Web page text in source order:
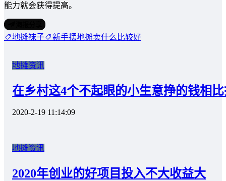
能力就会获得提高。
地摊袜子 新手摆地摊卖什么比较好
地摊资讯
在乡村这4个不起眼的小生意挣的钱相
2020-2-19 11:14:09
地摊资讯
2020年创业的好项目投入不大收益大